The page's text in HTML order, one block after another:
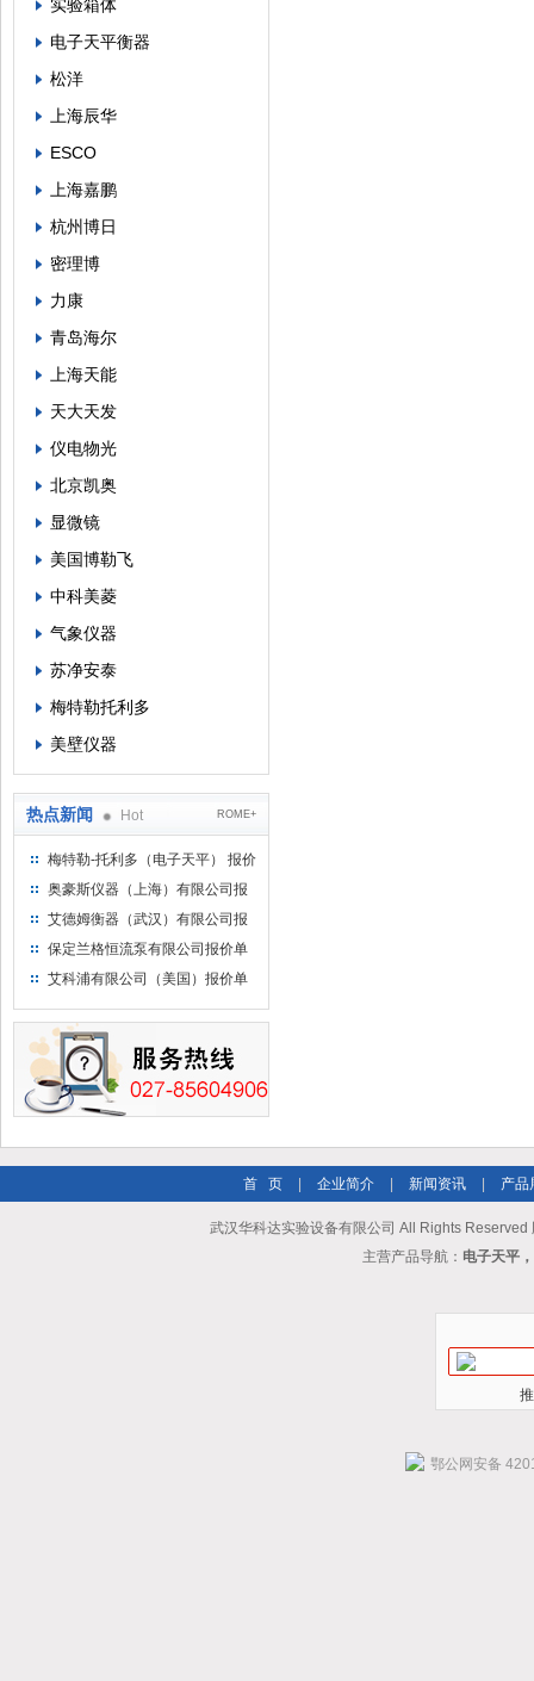
实验箱体
电子天平衡器
松洋
上海辰华
ESCO
上海嘉鹏
杭州博日
密理博
力康
青岛海尔
上海天能
天大天发
仪电物光
北京凯奥
显微镜
美国博勒飞
中科美菱
气象仪器
苏净安泰
梅特勒托利多
美壁仪器
热点新闻 Hot ROME+
梅特勒-托利多（电子天平） 报价
单
奥豪斯仪器（上海）有限公司报
价单
艾德姆衡器（武汉）有限公司报
价单
保定兰格恒流泵有限公司报价单
艾科浦有限公司（美国）报价单
首 页 企业简介 新闻资讯 产品
武汉华科达实验设备有限公司 All Rights Reserved
主营产品导航： 电子天平
鄂公网安备